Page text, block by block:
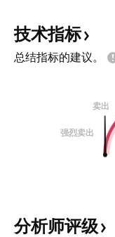
护或者全走 目标4：
护或者全走 2024-5-
技术指标
总结指标的建议。
卖出
强烈卖出
分析师评级